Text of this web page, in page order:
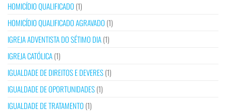
HOMICÍDIO QUALIFICADO (1)
HOMICÍDIO QUALIFICADO AGRAVADO (1)
IGREJA ADVENTISTA DO SÉTIMO DIA(1)
IGREJA CATÓLICA(1)
IGUALDADE DE DIREITOS E DEVERES(1)
IGUALDADE DE OPORTUNIDADES(1)
IGUALDADE DE TRATAMENTO (1)